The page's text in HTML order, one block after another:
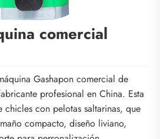
comercial
Gashapon comercial de
profesional en China. Esta
chicles con pelotas saltarinas, que
compacto, diseño liviano,